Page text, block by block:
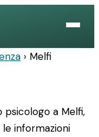
› Melfi
psicologo a Melfi,
informazioni